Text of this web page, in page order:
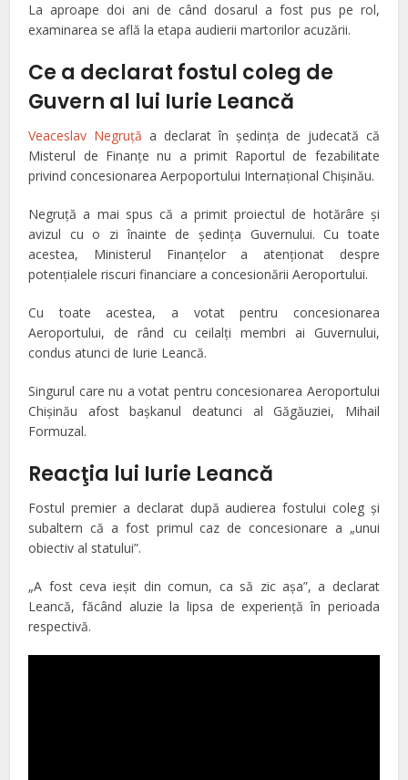
La aproape doi ani de când dosarul a fost pus pe rol,
examinarea se află la etapa audieriimartorilor acuzării.
Ce a declarat fostul coleg de
Guvern al lui Iurie Leancă
Veaceslav Negruţă a declarat în şedinţa de judecată că
Misterul de Finanţe nu a primit Raportul de fezabilitate
privind concesionarea Aerpoportului Internaţional Chişinău.
Negruţă a mai spus că a primit proiectul de hotărâre şi
avizul cu o zi înainte de şedinţa Guvernului. Cu toate
acestea, Ministerul Finanţelor a atenţionat despre
potenţialele riscuri financiare a concesionării Aeroportului.
Cu toate acestea, a votat pentru concesionarea
Aeroportului, de rând cu ceilalţi membri ai Guvernului,
condus atunci de Iurie Leancă.
Singurul care nu a votat pentru concesionarea Aeroportului
Chişinău afost başkanul deatunci al Găgăuziei, Mihail
Formuzal.
Reacţia lui Iurie Leancă
Fostul premier a declarat după audierea fostului coleg şi
subaltern că a fost primul caz de concesionare a „unui
obiectiv al statului”.
„A fost ceva ieşit din comun, ca să zic aşa”, a declarat
Leancă, făcând aluzie la lipsa de experienţă în perioada
respectivă.